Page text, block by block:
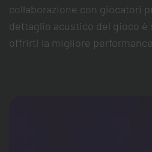
collaborazione con giocatori
dettaglio acustico del gioco è
offrirti la migliore